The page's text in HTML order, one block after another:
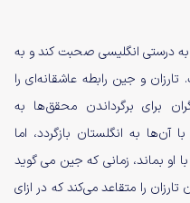
به درستی انگلیسی صحبت کند و به
و جین رابطه عاشقانه‌ای را
برای برگرداندن محقق‌ها به
آن‌ها به انگلستان بازگردد، اما
او بماند، زمانی که جین می گوید
را متقاعد می‌کند که در ازای